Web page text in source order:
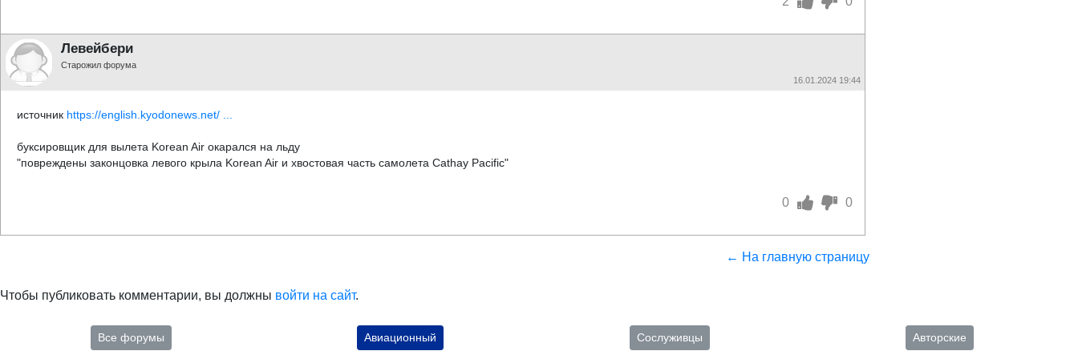
Левейбери
Старожил форума
16.01.2024 19:44
источник https://english.kyodonews.net/ ...
буксировщик для вылета Korean Air окарался на льду
"повреждены законцовка левого крыла Korean Air и хвостовая часть самолета Cathay Pacific"
0 0
← На главную страницу
Чтобы публиковать комментарии, вы должны войти на сайт.
Все форумы Авиационный Сослуживцы Авторские